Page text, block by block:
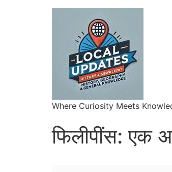
Where Curiosity Meets
फिलीपींस: एक